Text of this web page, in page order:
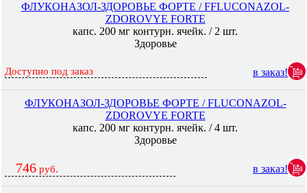
ФЛУКОНАЗОЛ-ЗДОРОВЬЕ ФОРТЕ / FFLUCONAZOL-
ZDOROVYE FORTE
капс. 200 мг контурн. ячейк. / 2 шт.
Здоровье
Доступно под заказ в заказ!
ФЛУКОНАЗОЛ-ЗДОРОВЬЕ ФОРТЕ / FLUCONAZOL-
ZDOROVYE FORTE
капс. 200 мг контурн. ячейк. / 4 шт.
Здоровье
746 руб. в заказ!